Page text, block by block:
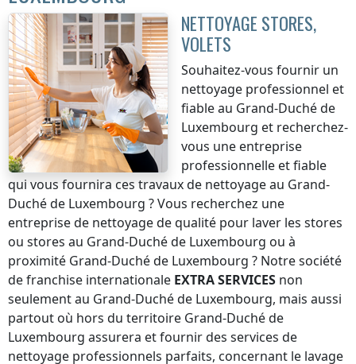
NETTOYAGE STORES,
VOLETS
Souhaitez-vous fournir un
nettoyage professionnel et
fiableau Grand-Duché de
Luxembourg et recherchez-
vous une entreprise
professionnelle et fiable
qui vous fournira ces travaux de nettoyageau Grand-
Duché de Luxembourg ? Vous recherchez une
entreprise de nettoyage de qualité pour laver les stores
ou stores au Grand-Duché de Luxembourg ou à
proximité Grand-Duché de Luxembourg ? Notre société
de franchise internationale EXTRA SERVICES non
seulementau Grand-Duché de Luxembourg, mais aussi
partout où hors du territoire Grand-Duché de
Luxembourg assurera et fournir des services de
nettoyage professionnels parfaits, concernant le lavage